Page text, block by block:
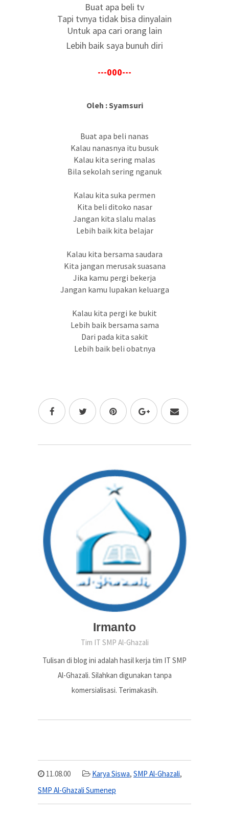
Buat apa beli tv
Tapi tvnya tidak bisa dinyalain
Untuk apa cari orang lain
Lebih baik saya bunuh diri
---000---
Oleh : Syamsuri
Buat apa beli nanas
Kalau nanasnya itu busuk
Kalau kita sering malas
Bila sekolah sering nganuk
Kalau kita suka permen
Kita beli ditoko nasar
Jangan kita slalu malas
Lebih baik kita belajar
Kalau kita bersama saudara
Kita jangan merusak suasana
Jika kamu pergi bekerja
Jangan kamu lupakan keluarga
Kalau kita pergi ke bukit
Lebih baik bersama sama
Dari pada kita sakit
Lebih baik beli obatnya
Irmanto
Tim IT SMP Al-Ghazali
Tulisan di blog ini adalah hasil kerja tim IT SMP
Al-Ghazali. Silahkan digunakan tanpa
komersialisasi. Terimakasih.
11.08.00 Karya Siswa, SMP Al-Ghazali,
SMP Al-Ghazali Sumenep